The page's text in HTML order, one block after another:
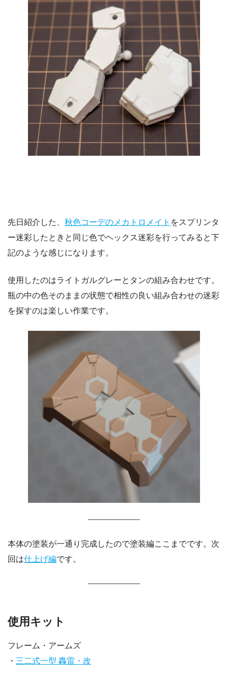
先日紹介した、 秋色コーデのメカトロメイト をスプリンタ
ー迷彩したときと同じ色でヘックス迷彩を行ってみると下
記のような感じになります。
使用したのはライトガルグレーとタンの組み合わせです。
瓶の中の色そのままの状態で相性の良い組み合わせの迷彩
を探すのは楽しい作業です。
本体の塗装が一通り完成したので塗装編ここまでです。次
回は仕上げ編です。
使用キット
フレーム・アームズ
・ 三二式一型 轟雷・改